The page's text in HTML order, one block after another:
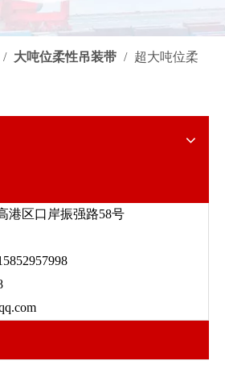
/ 大吨位柔性吊装带 / 超大吨位柔
港区口岸振强路58号